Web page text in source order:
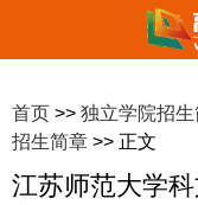
首页 >> 独立学院招
招生简章 >> 正文
江苏师范大学